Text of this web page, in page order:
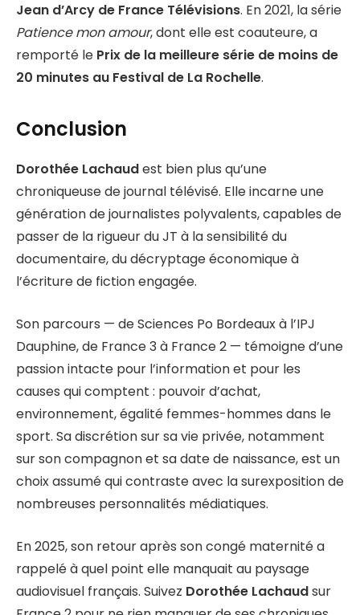
Jean d’Arcy de France Télévisions. En 2021, la série
Patience mon amour, dont elle est coauteure, a
remporté le Prix de la meilleure série de moins de
20 minutes au Festival de La Rochelle.
Conclusion
Dorothée Lachaudest bien plus qu’une
chroniqueuse de journal télévisé. Elle incarne une
génération de journalistes polyvalents, capables de
passer de la rigueur du JT à la sensibilité du
documentaire, du décryptage économique à
l’écriture de fiction engagée.
Son parcours — de Sciences Po Bordeaux à l’IPJ
Dauphine, de France 3 à France 2 — témoigne d’une
passion intacte pour l’information et pour les
causes qui comptent : pouvoir d’achat,
environnement, égalité femmes-hommes dans le
sport. Sa discrétion sur sa vie privée, notamment
sur son compagnon et sa date de naissance, est un
choix assumé qui contraste avec la surexposition de
nombreuses personnalités médiatiques.
En 2025, son retour après son congé maternité a
rappelé à quel point elle manquait au paysage
audiovisuel français. Suivez Dorothée Lachaudsur